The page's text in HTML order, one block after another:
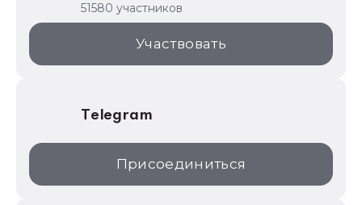
1С:Торговая площадка
51580 участников
Участвовать
Telegram
Присоединиться